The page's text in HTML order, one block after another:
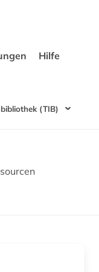
Hilfe
(TIB)